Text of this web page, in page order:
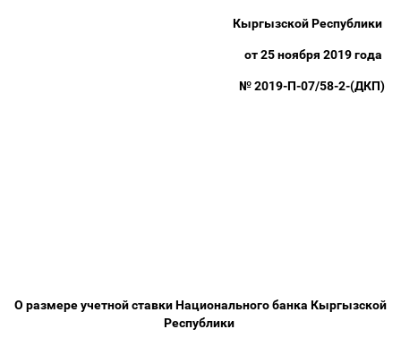
Кыргызской Республики
от 25 ноября 2019 года
№ 2019-П-07/58-2-(ДКП)
О размере учетной ставки Национального банка Кыргызской
Республики